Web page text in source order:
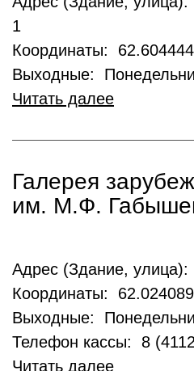
1
Координаты:
Выходные:
Читать далее
Галерея
им. М.Ф.
Адрес (Здание, улица):
Координаты:
Выходные:
Телефон кассы: 8
Читать далее